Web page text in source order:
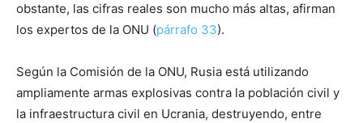
obstante, las cifras reales son mucho más altas, afirman
los expertos de la ONU (párrafo 33).
Según la Comisión de la ONU, Rusia está utilizando
ampliamente armas explosivas contra la población civil y
la infraestructura civil en Ucrania, destruyendo, entre